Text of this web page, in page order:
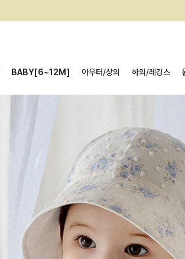
BABY[6~12M] 아우터/상의 하의/레깅스